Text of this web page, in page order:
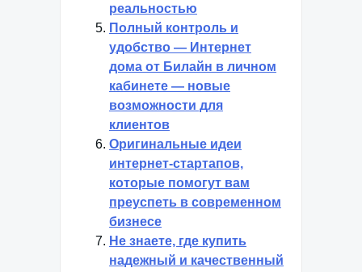
реальностью
Полный контроль и
удобство — Интернет
дома от Билайн в личном
кабинете — новые
возможности для
клиентов
Оригинальные идеи
интернет-стартапов,
которые помогут вам
преуспеть в современном
бизнесе
Не знаете, где купить
надежный и качественный